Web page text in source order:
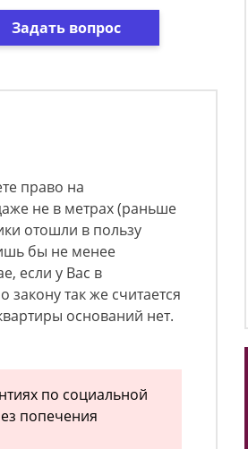
Задать вопрос
право на
не в метрах (раньше
отошли в пользу
бы не менее
если у Вас в
закону так же считается
оснований нет.
по социальной
попечения